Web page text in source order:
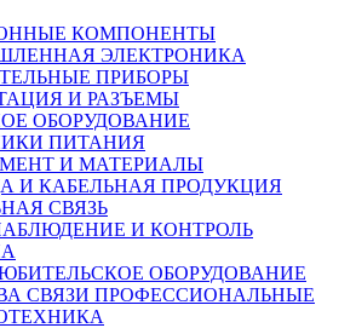
КОМПОНЕНТЫ
ЭЛЕКТРОНИКА
ПРИБОРЫ
И РАЗЪЕМЫ
ОБОРУДОВАНИЕ
ПИТАНИЯ
И МАТЕРИАЛЫ
И КАБЕЛЬНАЯ ПРОДУКЦИЯ
СВЯЗЬ
И КОНТРОЛЬ
ОБОРУДОВАНИЕ
СВЯЗИ ПРОФЕССИОНАЛЬНЫЕ